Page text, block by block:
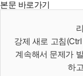
본문 바로가기
강제 새로 고침
계속해서 문제가
하